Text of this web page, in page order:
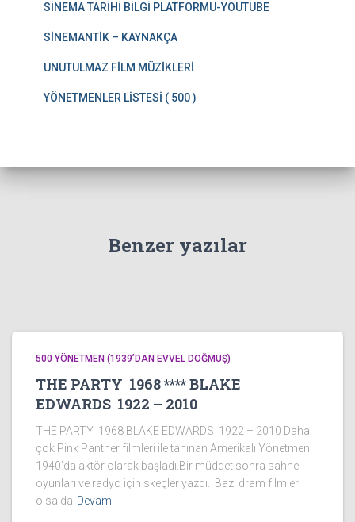
SİNEMA TARİHİ BİLGİ PLATFORMU-YOUTUBE
SİNEMANTİK – KAYNAKÇA
UNUTULMAZ FİLM MÜZİKLERİ
YÖNETMENLER LİSTESİ ( 500 )
Benzer yazılar
500 YÖNETMEN (1939’DAN EVVEL DOĞMUŞ)
THE PARTY 1968 **** BLAKE
EDWARDS 1922 – 2010
THE PARTY 1968 BLAKE EDWARDS 1922 – 2010 Daha
çok Pink Panther filmleri ile tanınan Amerikalı Yönetmen.
1940’da aktör olarak başladı.Bir müddet sonra sahne
oyunları ve radyo için skeçler yazdı. Bazı dram filmleri
olsa da Devamı